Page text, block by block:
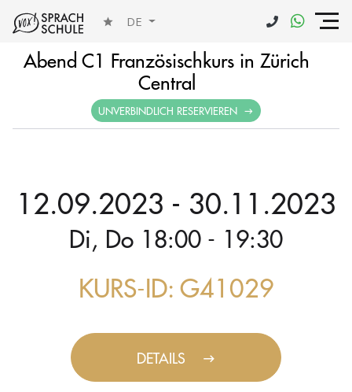
DE
Abend C1 Französischkurs in Zürich
Central
UNVERBINDLICH RESERVIEREN
12.09.2023 - 30.11.2023
Di, Do 18:00 - 19:30
KURS-ID: G41029
DETAILS